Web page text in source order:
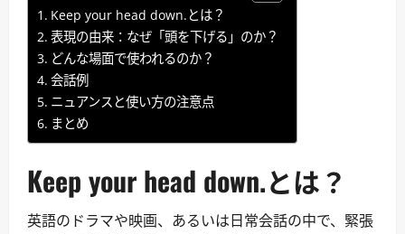
Keep your head down.とは？
表現の由来：なぜ「頭を下げる」のか？
どんな場面で使われるのか？
会話例
ニュアンスと使い方の注意点
まとめ
Keep your head down.とは？
英語のドラマや映画、あるいは日常会話の中で、緊張